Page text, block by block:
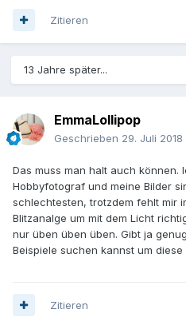
Zitieren
13 Jahre später...
EmmaLollipop
Geschrieben 29. Juli 2018
Das muss man halt auch können.
Hobbyfotograf und meine Bilder
schlechtesten, trotzdem fehlt mir
Blitzanalge um mit dem Licht
nur üben üben üben. Gibt ja
Beispiele suchen kannst um
Zitieren